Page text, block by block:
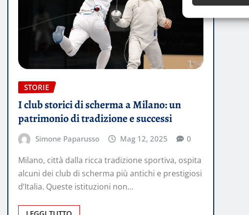
STORIE
I club storici di scherma a Milano: un
patrimonio di tradizione e successi
Simone Paparusso Mag 12, 2025 0
Milano, città dalla ricca tradizione sportiva, ospita
alcuni dei club di scherma più antichi e prestigiosi
d’Italia. Queste istituzioni non…